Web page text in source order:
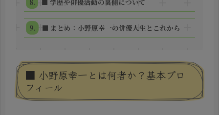
■ 学歴や俳優活動の裏側について
■ まとめ：小野原幸一の俳優人生とこれから
■ 小野原幸一とは何者か？基本プロ
フィール